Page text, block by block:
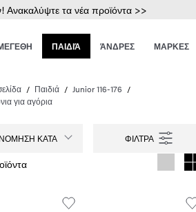
Ανακαλύψτε τα νέα προϊόντα >>
ΠΑΙΔΙΆ ΆΝΔΡΕΣ ΜΑΡΚΕΣ
Παιδιά
Junior 116-176
για αγόρια
ΚΑΤΆ